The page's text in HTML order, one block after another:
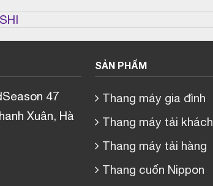
47
Xuân, Hà
SẢN PHẨM
Thang máy gia đình
Thang máy tải khách
Thang máy tải hàng
Thang cuốn Nippon